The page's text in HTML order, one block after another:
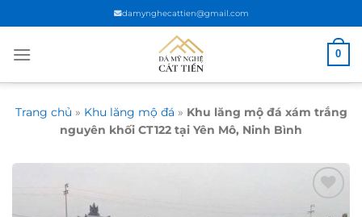
đến
nội
damynghecattien@gmail.com
0
Trang chủ » Khu lăng mộ đá » Khu lăng mộ đá xám trắng
nguyên khối CT122 tại Yên Mô, Ninh Bình